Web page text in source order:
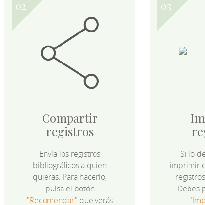
Compartir
registros
Envía los registros
bibliográficos a quien
quieras. Para hacerlo,
pulsa el botón
"Recomendar" que verás
Si lo
imprimir
Debes